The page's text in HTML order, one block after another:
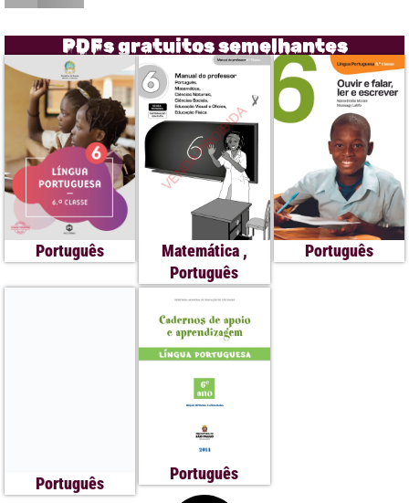
PDFs gratuitos semelhantes
Português Matemática ,
Português
Português
Português Português